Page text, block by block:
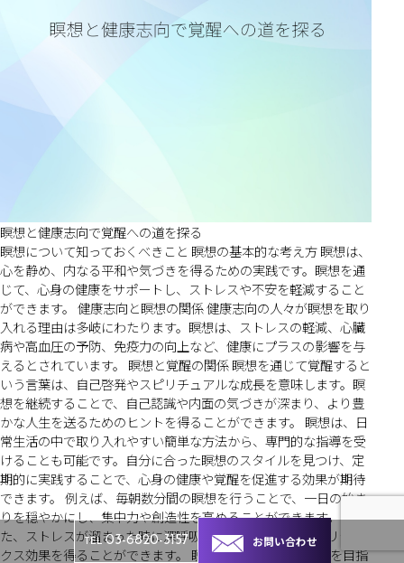
TEL03-6820-3157 お問い合わせ
瞑想と健康志向で覚醒への道を探る
瞑想について知っておくべきこと 瞑想の基本的な考え方 瞑想は、
心を静め、内なる平和や気づきを得るための実践です。瞑想を通
じて、心身の健康をサポートし、ストレスや不安を軽減すること
ができます。 健康志向と瞑想の関係 健康志向の人々が瞑想を取り
入れる理由は多岐にわたります。瞑想は、ストレスの軽減、心臓
病や高血圧の予防、免疫力の向上など、健康にプラスの影響を与
えるとされています。 瞑想と覚醒の関係 瞑想を通じて覚醒すると
いう言葉は、自己啓発やスピリチュアルな成長を意味します。瞑
想を継続することで、自己認識や内面の気づきが深まり、より豊
かな人生を送るためのヒントを得ることができます。 瞑想は、日
常生活の中で取り入れやすい簡単な方法から、専門的な指導を受
けることも可能です。自分に合った瞑想のスタイルを見つけ、定
期的に実践することで、心身の健康や覚醒を促進する効果が期待
できます。 例えば、毎朝数分間の瞑想を行うことで、一日の始ま
りを穏やかにし、集中力や創造性を高めることができます。ま
た、ストレスが溜まった時に深呼吸や瞑想を行うことで、リラッ
クス効果を得ることができます。 瞑想は、健康志向や覚醒を目指